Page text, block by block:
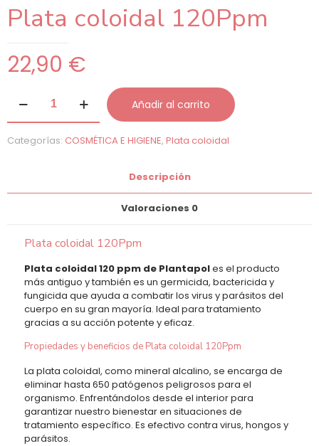
Plata coloidal 120Ppm
22,90 €
coloidal
120Ppm
Añadir al carrito
Categorías: COSMÉTICA E HIGIENE, Plata coloidal
Descripción
Valoraciones 0
Plata coloidal 120Ppm
Plata coloidal 120 ppm de Plantapoles el producto
más antiguo y también es un germicida, bactericida y
fungicida que ayuda a combatir los virus y parásitos del
cuerpo en su gran mayoría. Ideal para tratamiento
gracias a su acción potente y eficaz.
Propiedades y beneficios de Plata coloidal 120Ppm
La plata coloidal, como mineral alcalino, se encarga de
eliminar hasta 650 patógenos peligrosos para el
organismo. Enfrentándolos desde el interior para
garantizar nuestro bienestar en situaciones de
tratamiento específico. Es efectivo contra virus, hongos y
parásitos.